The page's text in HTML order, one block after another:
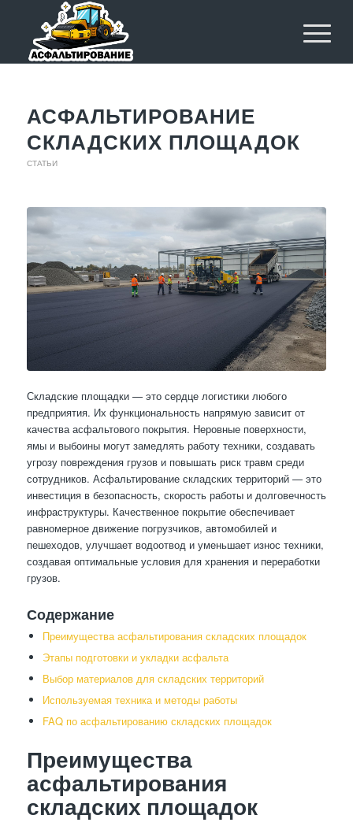
АСФАЛЬТИРОВАНИЕ
СКЛАДСКИХ ПЛОЩАДОК
СТАТЬИ
Складские площадки — это сердце логистики любого
предприятия. Их функциональность напрямую зависит от
качества асфальтового покрытия. Неровные поверхности,
ямы и выбоины могут замедлять работу техники, создавать
угрозу повреждения грузов и повышать риск травм среди
сотрудников. Асфальтирование складских территорий — это
инвестиция в безопасность, скорость работы и долговечность
инфраструктуры. Качественное покрытие обеспечивает
равномерное движение погрузчиков, автомобилей и
пешеходов, улучшает водоотвод и уменьшает износ техники,
создавая оптимальные условия для хранения и переработки
грузов.
Содержание
Преимущества асфальтирования складских площадок
Этапы подготовки и укладки асфальта
Выбор материалов для складских территорий
Используемая техника и методы работы
FAQ по асфальтированию складских площадок
Преимущества
асфальтирования
складских площадок